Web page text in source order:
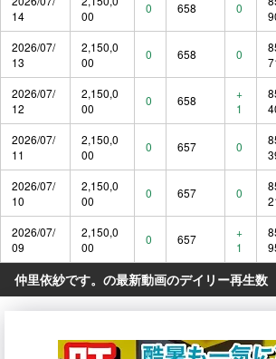
14
00
0 658 0
2026/07/
13
2,150,0
00
0 658 0
2026/07/
12
2,150,0
00
0 658
+
1
2026/07/
11
2,150,0
00
0 657 0
2026/07/
10
2,150,0
00
0 657 0
2026/07/
09
2,150,0
00
0 657
+
1
仲里依紗です。の最新動画のデイリー再生数